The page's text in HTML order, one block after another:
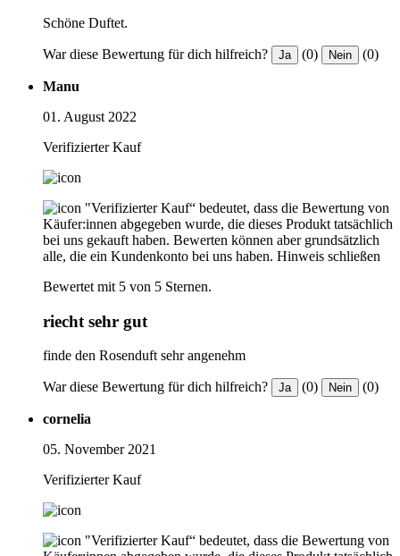
Schöne Duftet.
War diese Bewertung für dich hilfreich? Ja (0) Nein (0)
Manu
01. August 2022
Verifizierter Kauf
"Verifizierter Kauf“ bedeutet, dass die Bewertung von
Käufer:innen abgegeben wurde, die dieses Produkt tatsächlich
bei uns gekauft haben. Bewerten können aber grundsätzlich
alle, die ein Kundenkonto bei uns haben. Hinweis schließen
Bewertet mit 5 von 5 Sternen.
riecht sehr gut
finde den Rosenduft sehr angenehm
War diese Bewertung für dich hilfreich? Ja (0) Nein (0)
cornelia
05. November 2021
Verifizierter Kauf
"Verifizierter Kauf“ bedeutet, dass die Bewertung von